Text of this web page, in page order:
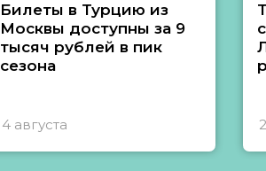
Билеты в Турцию из
Москвы доступны за 9
тысяч рублей в пик
сезона
4 августа